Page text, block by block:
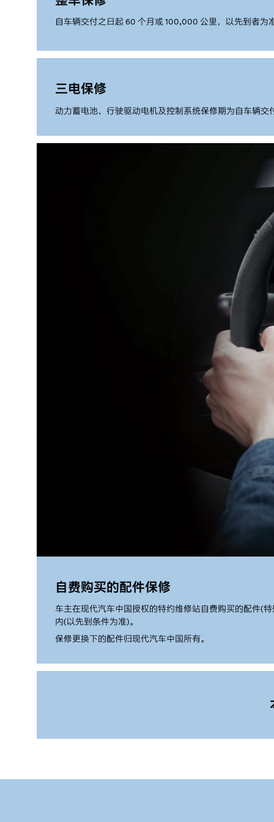
自车辆交付之日起 60 个月或 100,000 公里，以先到者为
三电保修
动力蓄电池、行驶驱动电机及控制系统保修期为自车辆
自费购买的配件保修
车主在现代汽车中国授权的特约维修站自费购买的配件(
内(以先到条件为准)。
保修更换下的配件归现代汽车中国所有。